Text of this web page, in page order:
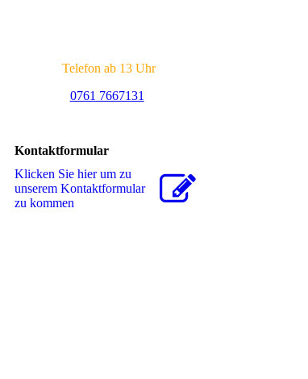
Telefon ab 13 Uhr
0761 7667131
Kontaktformular
Klicken Sie hier um zu
unserem Kon­takt­for­mu­lar
zu kommen